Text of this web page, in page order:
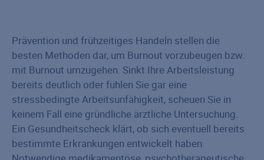
Prävention und frühzeitiges Handeln stellen die
besten Methoden dar, um Burnout vorzubeugen bzw.
mit Burnout umzugehen. Sinkt Ihre Arbeitsleistung
bereits deutlich oder fühlen Sie gar eine
stressbedingte Arbeitsunfähigkeit, scheuen Sie in
keinem Fall eine gründliche ärztliche Untersuchung.
Ein Gesundheitscheck klärt, ob sich eventuell bereits
bestimmte Erkrankungen entwickelt haben.